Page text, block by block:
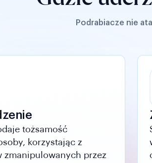
Podrabiacze nie
tożsamość
korzystając z
zmanipulowanych przez